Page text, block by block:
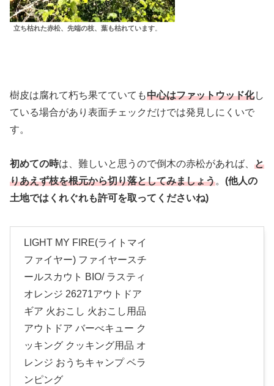
立ち枯れた赤松、先端の枝、葉も枯れています
樹皮は腐れて朽ち果てていても中心はファットウッド化し
ている場合があり表面チェックだけでは発見しにくいで
す。
初めての時は、難しいと思うので倒木の赤松があれば、 と
りあえず枝を根元から切り落としてみましょう。 (他人の
土地ではくれぐれも許可を取ってくださいね)
LIGHT MY FIRE(ライトマイ
ファイヤー) ファイヤースチ
ールスカウト BIO/ ラスティ
オレンジ 26271アウトドア
ギア 火おこし 火おこし用品
アウトドア バーべキュー ク
ッキング クッキング用品 オ
レンジ おうちキャンプ ベラ
ンピング